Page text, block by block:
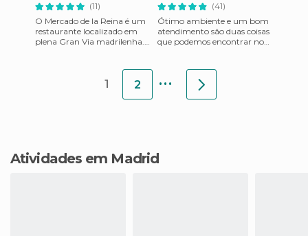
(11)
O Mercado de la Reina é um
restaurante localizado em
plena Gran Via madrilenha.
(41)
Ótimo ambiente e um bom
atendimento são duas coisas
que podemos encontrar no
1 2 ...
Atividades em Madrid